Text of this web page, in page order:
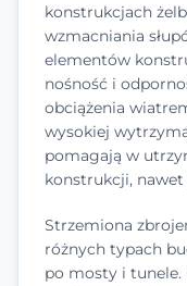
konstrukcjach
wzmacniania
elementów
nośność i
obciążenia
wysokiej
pomagają w
konstrukcji,
Strzemiona
różnych typach
po mosty i tunele.